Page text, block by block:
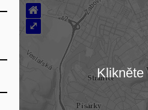
⌂
⤢
Klikněte